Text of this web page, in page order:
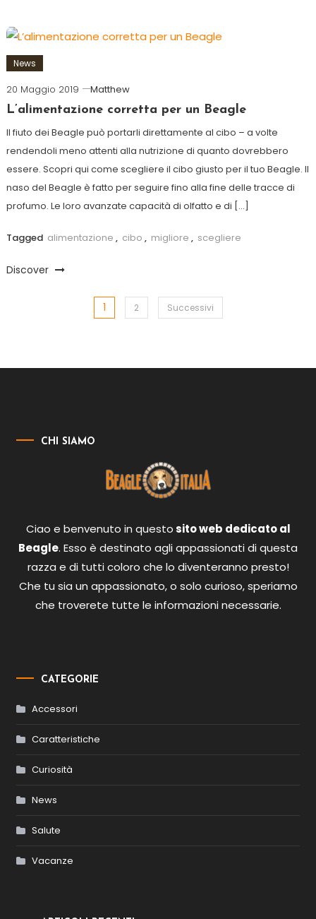
News
20 Maggio 2019
Matthew
L’alimentazione corretta per un Beagle
Il fiuto dei Beagle può portarli direttamente al cibo – a volte
rendendoli meno attenti alla nutrizione di quanto dovrebbero
essere. Scopri qui come scegliere il cibo giusto per il tuo Beagle. Il
naso del Beagle è fatto per seguire fino alla fine delle tracce di
profumo. Le loro avanzate capacità di olfatto e di […]
Tagged alimentazione , cibo , migliore , scegliere
Discover
Paginazione
articoli
1 2 Successivi
CHI SIAMO
Ciao e benvenuto in questosito web dedicato al
Beagle. Esso è destinato agli appassionati di questa
razza e di tutti coloro che lo diventeranno presto!
Che tu sia un appassionato, o solo curioso, speriamo
che troverete tutte le informazioni necessarie.
CATEGORIE
Accessori
Caratteristiche
Curiosità
News
Salute
Vacanze